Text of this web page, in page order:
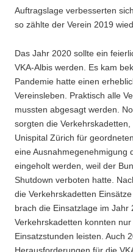
Auftragslage verbesserten
so zählte der Verein 2019
Das Jahr 2020 sollte ein
VKA-Albis werden. Es kam
Pandemie hatte einen
Vereinsleben. Praktisch alle
mussten abgesagt werden.
sorgten die
Unispital Zürich für
eine Ausnahmegenehmigung
eingeholt werden, weil der
Shutdown verboten hatte.
die Verkehrskadetten
brach die Einsatzlage im
Verkehrskadetten konnten
Einsatzstunden leisten. Auch
Herausforderungen für die